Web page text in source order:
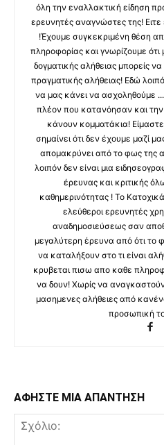
όλη την εναλλακτική είδηση
ερευνητές αναγνώστες της! Ειτε
!Έχουμε συγκεκριμένη θέση
πληροφορίας και γνωρίζουμε ότι
δογματικής αλήθειας μπορείς
πραγματικής αλήθειας! Εδώ
να μας κάνει να ασχοληθούμε
πλέον που κατανόησαν και
κάνουν κομματάκια!
σημαίνει ότι δεν έχουμε μαζί
απομακρύνει από το φως της
λοιπόν δεν είναι μια
έρευνας και κριτικής
καθημερινότητας ! Το
ελεύθεροι ερευνητές
αναδημοσιεύσεως σαν
μεγαλύτερη έρευνα από ότι το
να καταλήξουν στο τι είναι
κρυβεται πισω απο καθε
να δουν! Χωρίς να
μασημενες αλήθειες από
προσωπική
ΑΦΗΣΤΕ ΜΙΑ ΑΠΑΝΤΗΣΗ